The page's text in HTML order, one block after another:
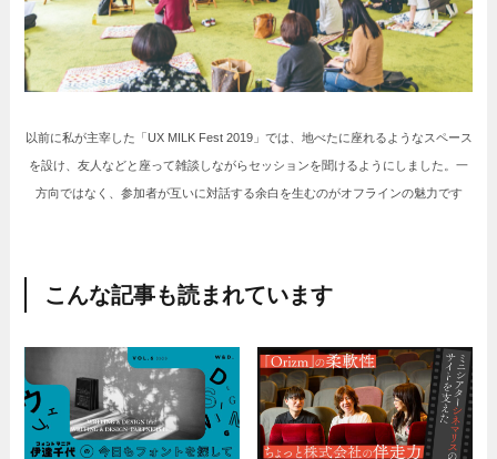
以前に私が主宰した「UX MILK Fest 2019」では、地べたに座れるようなスペース
を設け、友人などと座って雑談しながらセッションを聞けるようにしました。一
方向ではなく、参加者が互いに対話する余白を生むのがオフラインの魅力です
こんな記事も読まれています